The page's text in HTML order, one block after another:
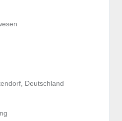
Deutschland